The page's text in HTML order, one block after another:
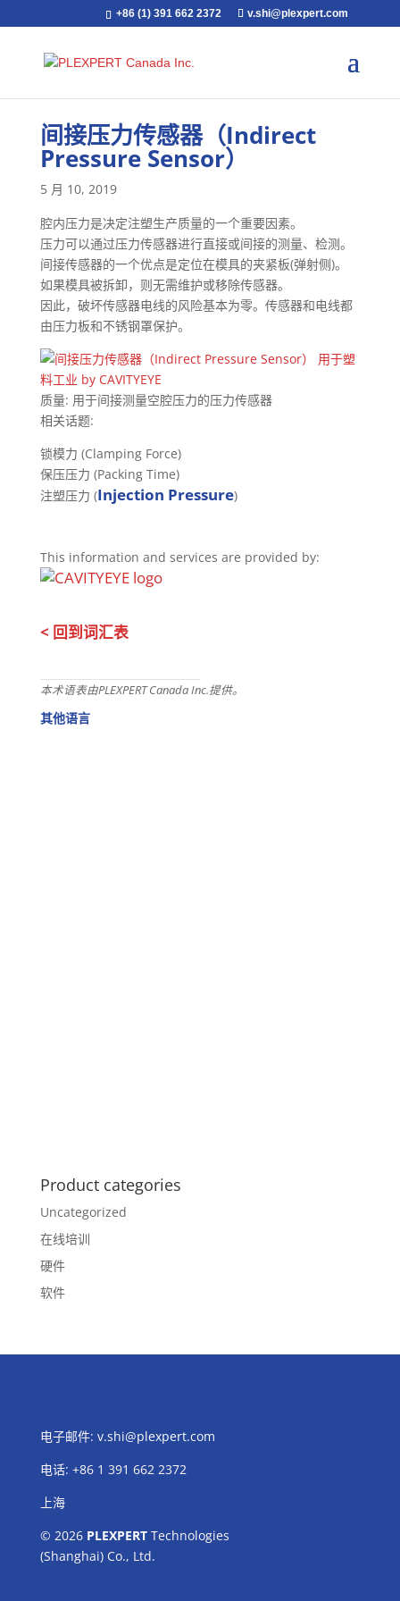
+86 (1) 391 662 2372 v.shi@plexpert.com
间接压力传感器（Indirect
Pressure Sensor）
5 月 10, 2019
腔内压力是决定注塑生产质量的一个重要因素。
压力可以通过压力传感器进行直接或间接的测量、检测。
间接传感器的一个优点是定位在模具的夹紧板(弹射侧)。
如果模具被拆卸，则无需维护或移除传感器。
因此，破坏传感器电线的风险基本为零。传感器和电线都
由压力板和不锈钢罩保护。
质量: 用于间接测量空腔压力的压力传感器
相关话题:
锁模力 (Clamping Force)
保压压力 (Packing Time)
注塑压力 (Injection Pressure)
This information and services are provided by:
< 回到词汇表
本术语表由PLEXPERT Canada Inc.提供。
其他语言
Product categories
Uncategorized
在线培训
硬件
软件
电子邮件: v.shi@plexpert.com
电话: +86 1 391 662 2372
上海
© 2026 PLEXPERTTechnologies
(Shanghai) Co., Ltd.